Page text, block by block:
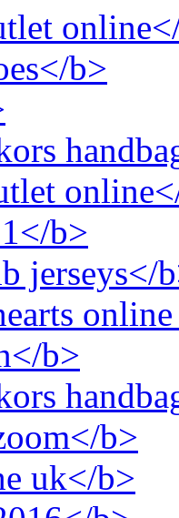
b>
b>
jerseys</
b>
b>
uk</b>